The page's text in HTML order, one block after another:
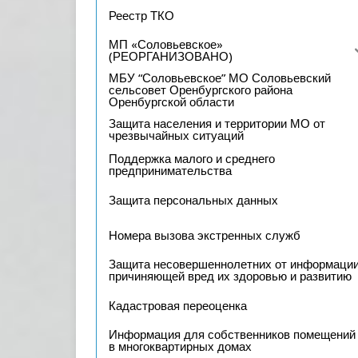
Реестр ТКО
МП «Соловьевское»
(РЕОРГАНИЗОВАНО)
МБУ “Соловьевское” МО Соловьевский
сельсовет Оренбургского района
Оренбургской области
Защита населения и территории МО от
чрезвычайных ситуаций
Поддержка малого и среднего
предпринимательства
Защита персональных данных
Номера вызова экстренных служб
Защита несовершеннолетних от
причиняющей вред их здоровью и развитию
Кадастровая переоценка
Информация для собственников помещений
в многоквартирных домах